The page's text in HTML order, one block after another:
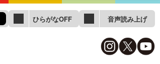
ひらがなOFF 音声読み上げ